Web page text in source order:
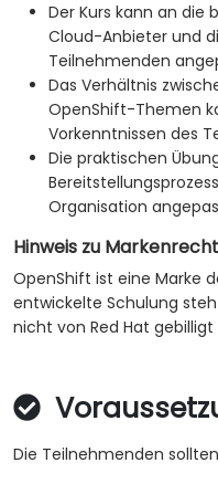
Der Kurs kann an die
Cloud-Anbieter und
Teilnehmenden
Das Verhältnis
OpenShift-Themen
Vorkenntnissen des
Die praktischen
Organisation
Hinweis zu
OpenShift ist eine Marke
entwickelte Schulung
nicht von Red Hat
Die Teilnehmenden